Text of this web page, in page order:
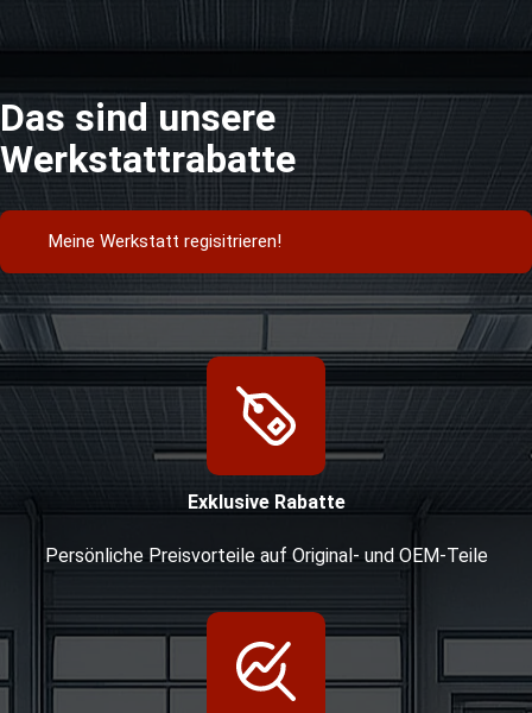
Das sind unsere
Werkstattrabatte
Meine Werkstatt regisitrieren!
Exklusive Rabatte
Persönliche Preisvorteile auf Original- und OEM-Teile